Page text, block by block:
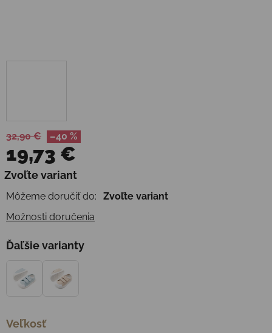
32,90 € –40 %
19,73 €
Jednotková cena:
Zvoľte variant
Môžeme doručiť do:
Zvoľte variant
Možnosti doručenia
Ďaľšie varianty
Veľkosť